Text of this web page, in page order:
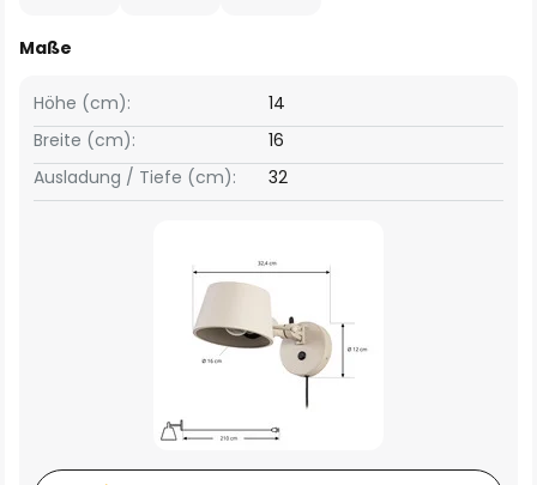
Maße
Breite (cm): 16
Höhe (cm): 14
Ausladung / Tiefe (cm): 32